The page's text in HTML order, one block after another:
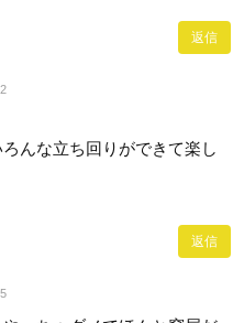
返信
んな立ち回りができて楽し
返信